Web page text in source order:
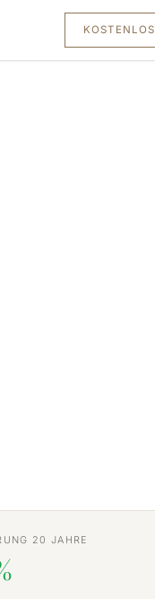
20 JAHRE